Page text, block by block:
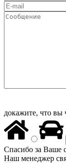
докажите, что вы
Спасибо за Ваше
Наш менеджер